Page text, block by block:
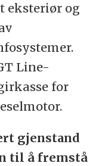
eksteriør og
Line-
for
gjenstand
til å fremstå